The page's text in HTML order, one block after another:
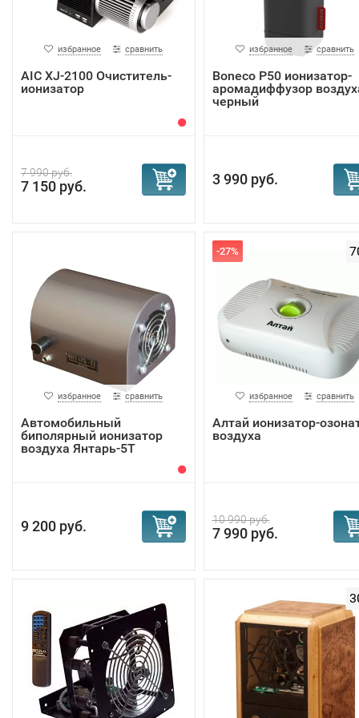
избранное сравнить
AIC XJ-2100 Очиститель-
ионизатор
7 990 руб.
7 150 руб.
избранное сравнить
Boneco P50 ионизатор-
аромадиффузор
черный
3 990 руб.
избранное сравнить
Автомобильный
биполярный ионизатор
воздуха Янтарь-5Т
9 200 руб.
-27%
избранное сравнить
Алтай ионизатор-
воздуха
10 990 руб.
7 990 руб.